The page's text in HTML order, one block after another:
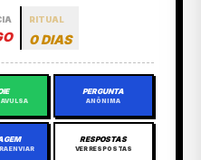
RITUAL
0 DIAS
AVULSA
PERGUNTA
ANÔNIMA
ENVIAR
RESPOSTAS
VER RESPOSTAS